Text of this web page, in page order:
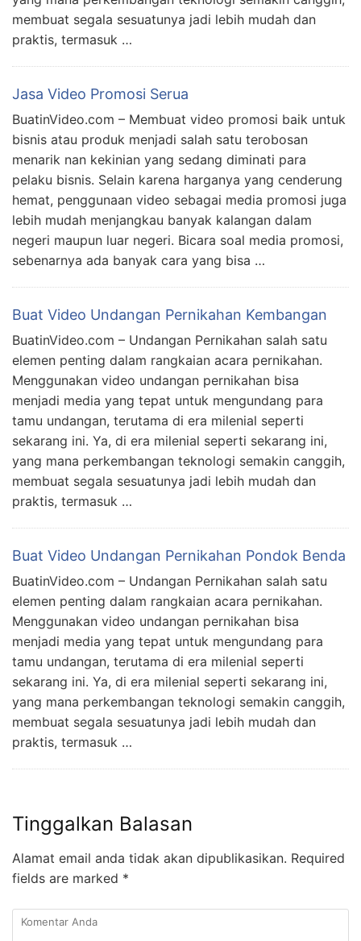
membuat segala sesuatunya jadi lebih mudah dan
praktis, termasuk …
Jasa Video Promosi Serua
BuatinVideo.com – Membuat video promosi baik untuk
bisnis atau produk menjadi salah satu terobosan
menarik nan kekinian yang sedang diminati para
pelaku bisnis. Selain karena harganya yang cenderung
hemat, penggunaan video sebagai media promosi juga
lebih mudah menjangkau banyak kalangan dalam
negeri maupun luar negeri. Bicara soal media promosi,
sebenarnya ada banyak cara yang bisa …
Buat Video Undangan Pernikahan Kembangan
BuatinVideo.com – Undangan Pernikahan salah satu
elemen penting dalam rangkaian acara pernikahan.
Menggunakan video undangan pernikahan bisa
menjadi media yang tepat untuk mengundang para
tamu undangan, terutama di era milenial seperti
sekarang ini. Ya, di era milenial seperti sekarang ini,
yang mana perkembangan teknologi semakin canggih,
membuat segala sesuatunya jadi lebih mudah dan
praktis, termasuk …
Buat Video Undangan Pernikahan Pondok Benda
BuatinVideo.com – Undangan Pernikahan salah satu
elemen penting dalam rangkaian acara pernikahan.
Menggunakan video undangan pernikahan bisa
menjadi media yang tepat untuk mengundang para
tamu undangan, terutama di era milenial seperti
sekarang ini. Ya, di era milenial seperti sekarang ini,
yang mana perkembangan teknologi semakin canggih,
membuat segala sesuatunya jadi lebih mudah dan
praktis, termasuk …
Tinggalkan Balasan
Alamat email anda tidak akan dipublikasikan. Required
fields are marked *